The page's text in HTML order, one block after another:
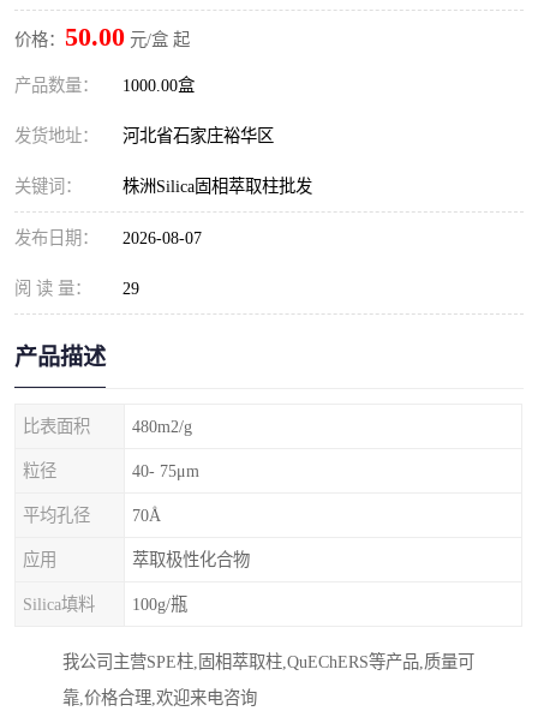
价格： 50.00 元/盒 起
产品数量： 1000.00盒
发货地址： 河北省石家庄裕华区
关键词： 株洲Silica固相萃取柱批发
发布日期： 2026-08-07
阅 读 量： 29
产品描述
比表面积 480m2/g
粒径 40- 75μm
平均孔径 70Å
应用 萃取极性化合物
Silica填料 100g/瓶
我公司主营SPE柱,固相萃取柱,QuEChERS等产品,质量可
靠,价格合理,欢迎来电咨询